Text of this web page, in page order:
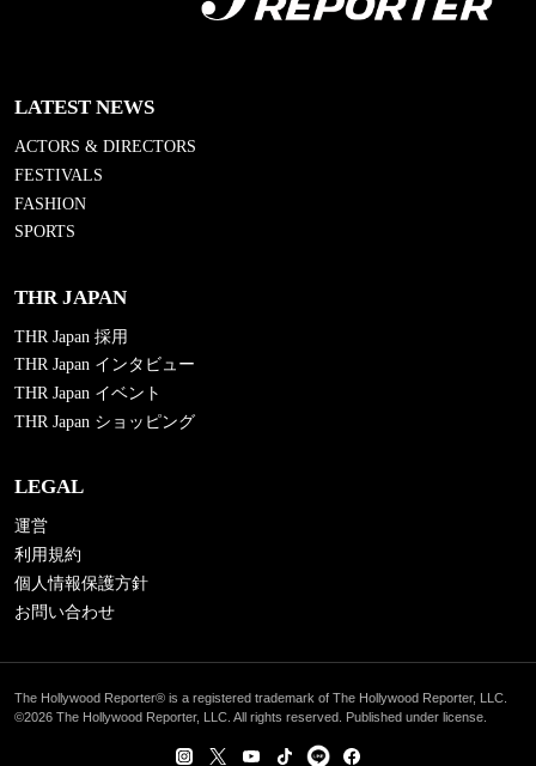
LATEST NEWS
ACTORS & DIRECTORS
FESTIVALS
FASHION
SPORTS
THR JAPAN
THR Japan 採用
THR Japan インタビュー
THR Japan イベント
THR Japan ショッピング
LEGAL
運営
利用規約
個人情報保護方針
お問い合わせ
The Hollywood Reporter® is a registered trademark of The Hollywood Reporter, LLC.
©2026 The Hollywood Reporter, LLC. All rights reserved. Published under license.